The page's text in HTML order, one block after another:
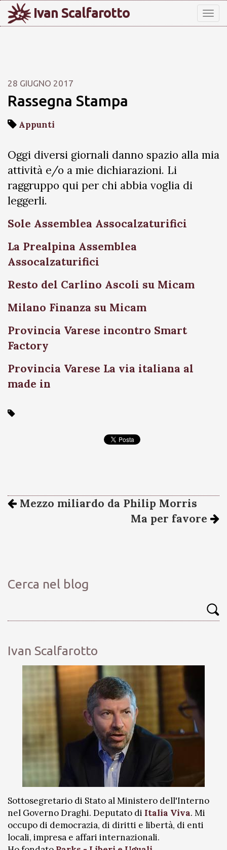
Ivan Scalfarotto
28 GIUGNO 2017
Rassegna Stampa
Appunti
Oggi diversi giornali danno spazio alla mia
attività e/o a mie dichiarazioni. Li
raggruppo qui per chi abbia voglia di
leggerli.
Sole Assemblea Assocalzaturifici
La Prealpina Assemblea
Assocalzaturifici
Resto del Carlino Ascoli su Micam
Milano Finanza su Micam
Provincia Varese incontro Smart
Factory
Provincia Varese La via italiana al
made in
Mezzo miliardo da Philip Morris
Ma per favore
Cerca nel blog
Ivan Scalfarotto
Sottosegretario di Stato al Ministero dell'Interno
nel Governo Draghi. Deputato di Italia Viva. Mi
occupo di democrazia, di diritti e libertà, di enti
locali, impresa e affari internazionali.